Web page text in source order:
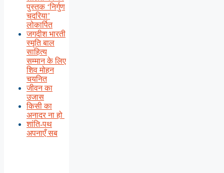
पुस्तक ‘निर्गुण
चदरिया’
लोकार्पित
जगदीश भारती
स्मृति बाल
साहित्य
सम्मान के लिए
शिव मोहन
चयनित
जीवन का
उजास
किसी का
अनादर ना हो
शांति-पथ
अपनाएँ सब